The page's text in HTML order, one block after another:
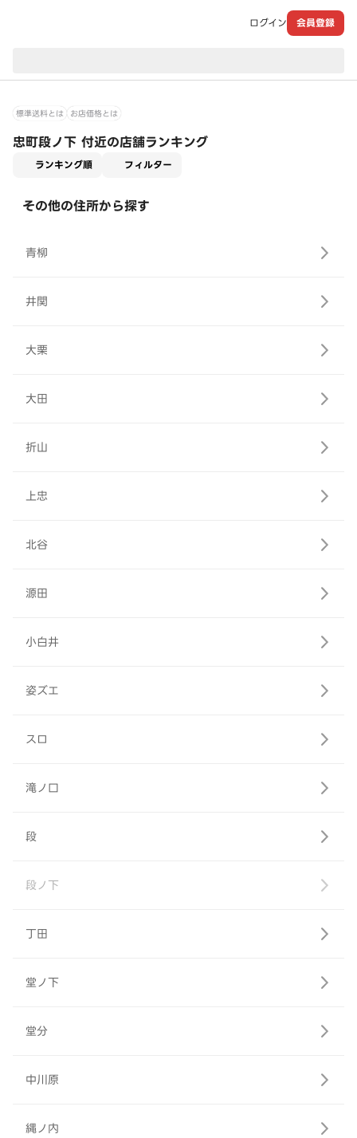
ログイン 会員登録
標準送料とは お店価格とは
忠町段ノ下 付近の店舗ランキング
ランキング順 フィルター
その他の住所から探す
青柳
井関
大栗
大田
折山
上忠
北谷
源田
小白井
姿ズエ
スロ
滝ノ口
段
段ノ下
丁田
堂ノ下
堂分
中川原
縄ノ内